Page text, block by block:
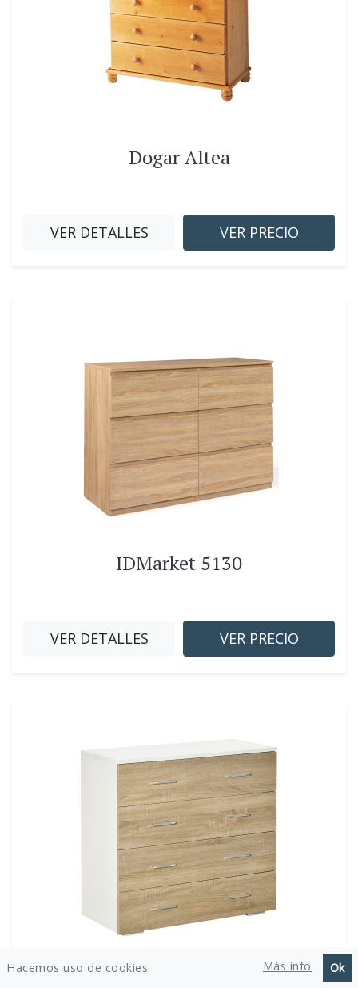
Dogar Altea
VER DETALLES VER PRECIO
IDMarket 5130
VER DETALLES VER PRECIO
HOMCOM 831-385AK
Hacemos uso de cookies. Más info Ok